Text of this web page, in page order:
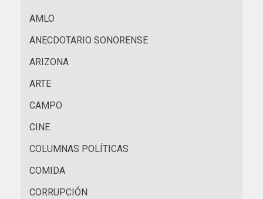
AMLO
ANECDOTARIO SONORENSE
ARIZONA
ARTE
CAMPO
CINE
COLUMNAS POLÍTICAS
COMIDA
CORRUPCIÓN